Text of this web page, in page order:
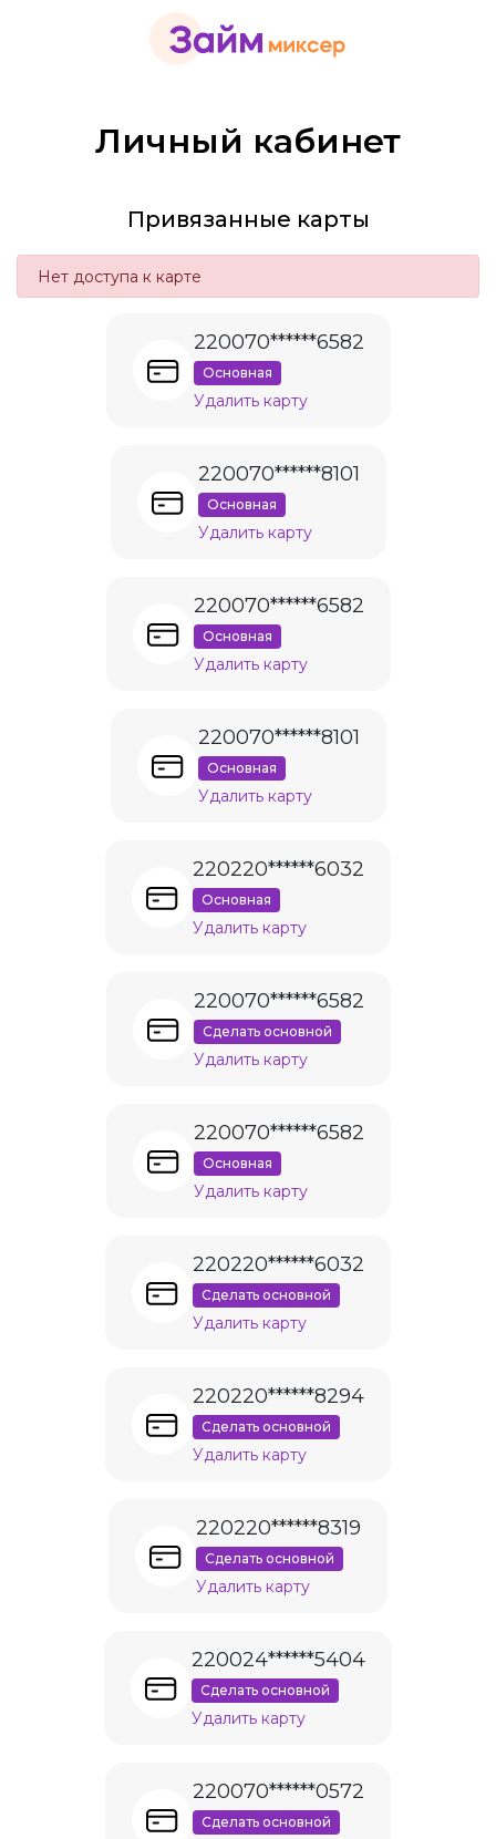
Личный кабинет
Привязанные карты
Нет доступа к карте
220070******6582
Основная
Удалить карту
220070******8101
Основная
Удалить карту
220070******6582
Основная
Удалить карту
220070******8101
Основная
Удалить карту
220220******6032
Основная
Удалить карту
220070******6582
Сделать основной
Удалить карту
220070******6582
Основная
Удалить карту
220220******6032
Сделать основной
Удалить карту
220220******8294
Сделать основной
Удалить карту
220220******8319
Сделать основной
Удалить карту
220024******5404
Сделать основной
Удалить карту
220070******0572
Сделать основной